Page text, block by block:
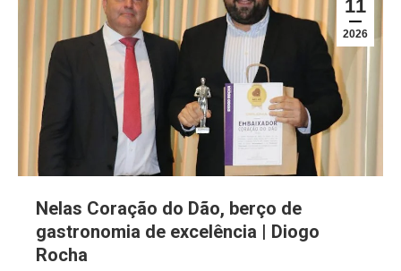
11
2026
Nelas Coração do Dão, berço de
gastronomia de excelência | Diogo
Rocha